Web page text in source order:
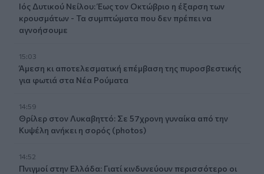
Ιός Δυτικού Νείλου: Έως τον Οκτώβριο η έξαρση των
κρουσμάτων - Τα συμπτώματα που δεν πρέπει να
αγνοήσουμε
15:03
Άμεση κι αποτελεσματική επέμβαση της πυροσβεστικής
για φωτιά στα Νέα Ρούματα
14:59
Θρίλερ στον Λυκαβηττό: Σε 57χρονη γυναίκα από την
Κυψέλη ανήκει η σορός (photos)
14:52
Πνιγμοί στην Ελλάδα: Γιατί κινδυνεύουν περισσότερο οι